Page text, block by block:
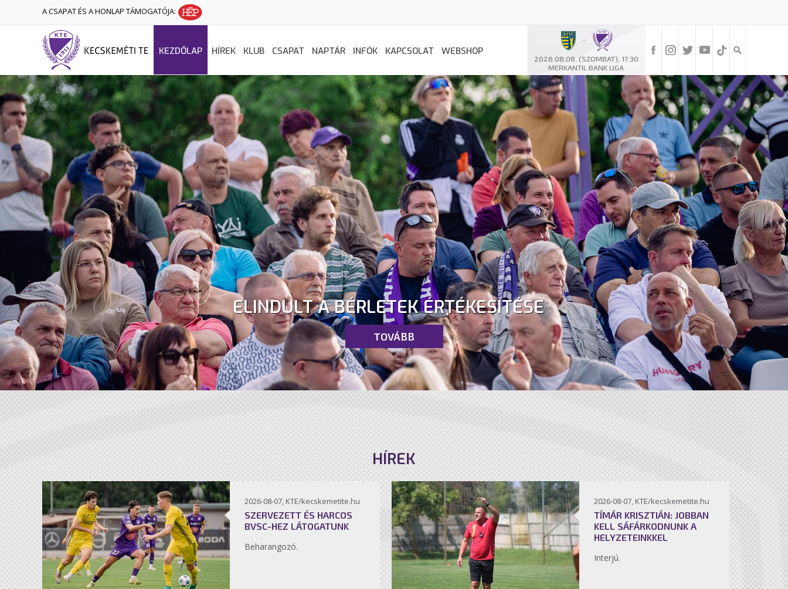
A CSAPAT ÉS A HONLAP TÁMOGATÓJA:
-
2026.08.08. (SZOMBAT), 17:30
MERKANTIL BANK LIGA
KEZDŐLAP HÍREK KLUB CSAPAT NAPTÁR INFÓK KAPCSOLAT WEBSHOP
ELINDULT A BÉRLETEK ÉRTÉKESÍTÉSE
TOVÁBB
HÍREK
2026-08-07, KTE/kecskemetite.hu
SZERVEZETT ÉS HARCOS
BVSC-HEZ LÁTOGATUNK
Beharangozó.
2026-08-07, KTE/kecskemetite.hu
TÍMÁR KRISZTIÁN: JOBBAN
KELL SÁFÁRKODNUNK A
HELYZETEINKKEL
Interjú.